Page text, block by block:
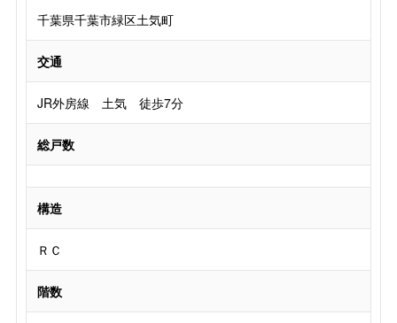
千葉県千葉市緑区土気町
交通
JR外房線 土気 徒歩7分
総戸数
構造
ＲＣ
階数